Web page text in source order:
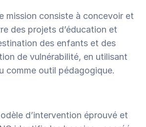
mission consiste à concevoir et
des projets d’éducation et
des enfants et des
de vulnérabilité, en utilisant
comme outil pédagogique.
d’intervention éprouvé et